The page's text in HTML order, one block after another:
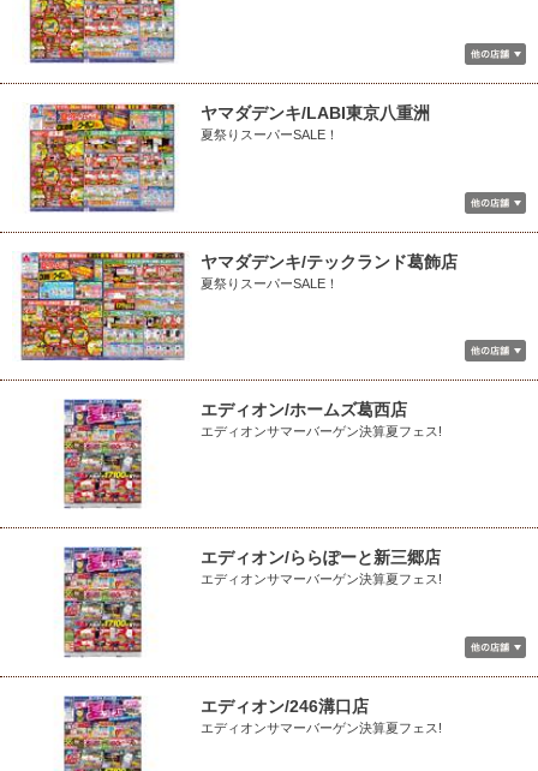
ヤマダデンキ/LABI東京八重洲
夏祭りスーパーSALE！
ヤマダデンキ/テックランド葛飾店
夏祭りスーパーSALE！
エディオン/ホームズ葛西店
エディオンサマーバーゲン決算夏フェス!
エディオン/ららぽーと新三郷店
エディオンサマーバーゲン決算夏フェス!
エディオン/246溝口店
エディオンサマーバーゲン決算夏フェス!